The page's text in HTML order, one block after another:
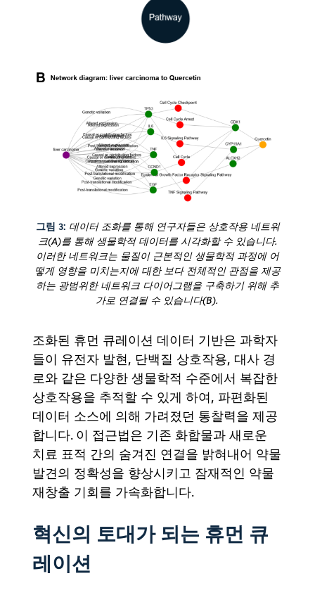
그림 3: 데이터 조화를 통해 연구자들은 상호작용 네트워
크(A)를 통해 생물학적 데이터를 시각화할 수 있습니다.
이러한 네트워크는 물질이 근본적인 생물학적 과정에 어
떻게 영향을 미치는지에 대한 보다 전체적인 관점을 제공
하는 광범위한 네트워크 다이어그램을 구축하기 위해 추
가로 연결될 수 있습니다(B).
조화된 휴먼 큐레이션 데이터 기반은 과학자
들이 유전자 발현, 단백질 상호작용, 대사 경
로와 같은 다양한 생물학적 수준에서 복잡한
상호작용을 추적할 수 있게 하여, 파편화된
데이터 소스에 의해 가려졌던 통찰력을 제공
합니다. 이 접근법은 기존 화합물과 새로운
치료 표적 간의 숨겨진 연결을 밝혀내어 약물
발견의 정확성을 향상시키고 잠재적인 약물
재창출 기회를 가속화합니다.
혁신의 토대가 되는 휴먼 큐
레이션